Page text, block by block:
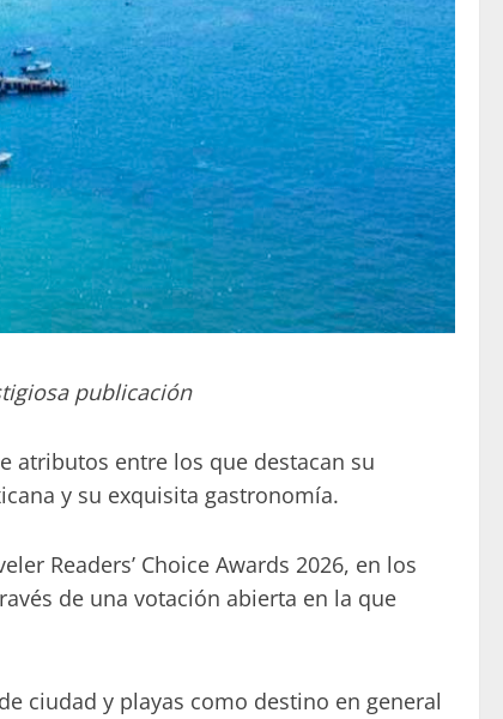
publicación
atributos entre los que destacan su
y su exquisita gastronomía.
Readers’ Choice Awards 2026, en los
de una votación abierta en la que
ciudad y playas como destino en general